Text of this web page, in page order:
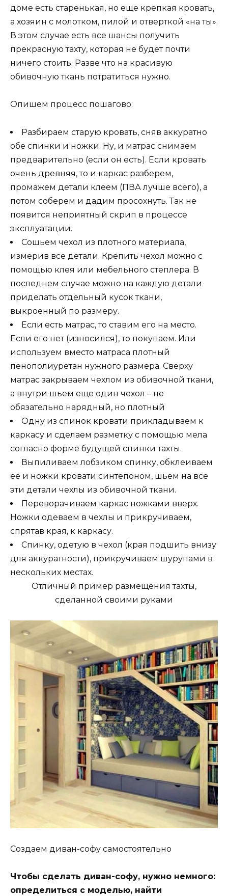
доме есть старенькая, но еще крепкая кровать,
а хозяин с молотком, пилой и отверткой «на ты».
В этом случае есть все шансы получить
прекрасную тахту, которая не будет почти
ничего стоить. Разве что на красивую
обивочную ткань потратиться нужно.
Опишем процесс пошагово:
Разбираем старую кровать, сняв аккуратно
обе спинки и ножки. Ну, и матрас снимаем
предварительно (если он есть). Если кровать
очень древняя, то и каркас разберем,
промажем детали клеем (ПВА лучше всего), а
потом соберем и дадим просохнуть. Так не
появится неприятный скрип в процессе
эксплуатации.
Сошьем чехол из плотного материала,
измерив все детали. Крепить чехол можно с
помощью клея или мебельного степлера. В
последнем случае можно на каждую детали
приделать отдельный кусок ткани,
выкроенный по размеру.
Если есть матрас, то ставим его на место.
Если его нет (износился), то покупаем. Или
используем вместо матраса плотный
пенополиуретан нужного размера. Сверху
матрас закрываем чехлом из обивочной ткани,
а внутри шьем еще один чехол – не
обязательно нарядный, но плотный
Одну из спинок кровати прикладываем к
каркасу и сделаем разметку с помощью мела
согласно форме будущей спинки тахты.
Выпиливаем лобзиком спинку, обклеиваем
ее и ножки кровати синтепоном, шьем на все
эти детали чехлы из обивочной ткани.
Переворачиваем каркас ножками вверх.
Ножки одеваем в чехлы и прикручиваем,
спрятав края, к каркасу.
Спинку, одетую в чехол (края подшить внизу
для аккуратности), прикручиваем шурупами в
нескольких местах.
Отличный пример размещения тахты,
сделанной своими руками
Создаем диван-софу самостоятельно
Чтобы сделать диван-софу, нужно немного:
определиться с моделью, найти